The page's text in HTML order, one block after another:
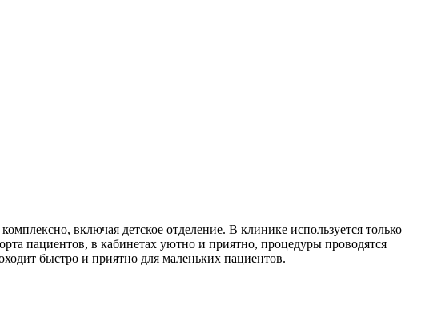
включая детское отделение. В клинике используется только
пациентов, в кабинетах уютно и приятно, процедуры проводятся
быстро и приятно для маленьких пациентов.